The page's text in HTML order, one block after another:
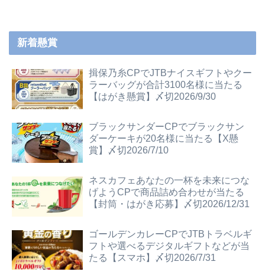
新着懸賞
揖保乃糸CPでJTBナイスギフトやクー
ラーバッグが合計3100名様に当たる
【はがき懸賞】〆切2026/9/30
ブラックサンダーCPでブラックサン
ダーケーキが20名様に当たる【X懸
賞】〆切2026/7/10
ネスカフェあなたの一杯を未来につな
げようCPで商品詰め合わせが当たる
【封筒・はがき応募】〆切2026/12/31
ゴールデンカレーCPでJTBトラベルギ
フトや選べるデジタルギフトなどが当
たる【スマホ】〆切2026/7/31